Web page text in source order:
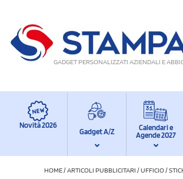
GADGET PERSONALIZZATI AZIENDALI E
Novità 2026
Gadget A/Z
Calendari e
Agende 2027
HOME/ARTICOLI PUBBLICITARI /UFFICIO/